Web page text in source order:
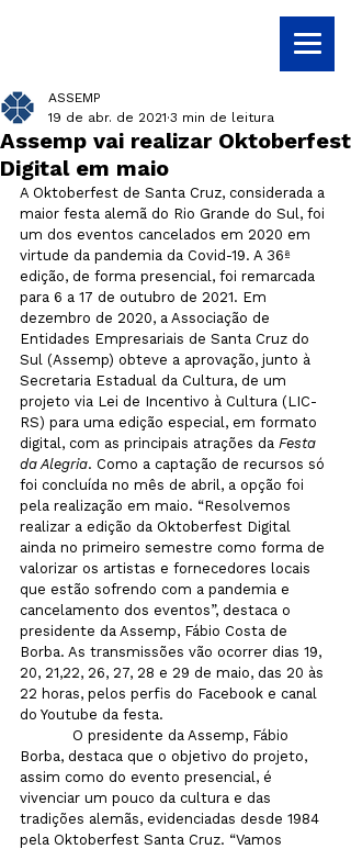
Assemp vai realizar Oktoberfest
Digital em maio
ASSEMP
19 de abr. de 2021 3 min de leitura
A Oktoberfest de Santa Cruz, considerada a
maior festa alemã do Rio Grande do Sul, foi
um dos eventos cancelados em 2020 em
virtude da pandemia da Covid-19. A 36ª
edição, de forma presencial, foi remarcada
para 6 a 17 de outubro de 2021. Em
dezembro de 2020, a Associação de
Entidades Empresariais de Santa Cruz do
Sul (Assemp) obteve a aprovação, junto à
Secretaria Estadual da Cultura, de um
projeto via Lei de Incentivo à Cultura (LIC-
RS) para uma edição especial, em formato
digital, com as principais atrações da Festa
da Alegria. Como a captação de recursos só
foi concluída no mês de abril, a opção foi
pela realização em maio. “Resolvemos
realizar a edição da Oktoberfest Digital
ainda no primeiro semestre como forma de
valorizar os artistas e fornecedores locais
que estão sofrendo com a pandemia e
cancelamento dos eventos”, destaca o
presidente da Assemp, Fábio Costa de
Borba. As transmissões vão ocorrer dias 19,
20, 21,22, 26, 27, 28 e 29 de maio, das 20 às
22 horas, pelos perfis do Facebook e canal
do Youtube da festa.
O presidente da Assemp, Fábio
Borba, destaca que o objetivo do projeto,
assim como do evento presencial, é
vivenciar um pouco da cultura e das
tradições alemãs, evidenciadas desde 1984
pela Oktoberfest Santa Cruz. “Vamos